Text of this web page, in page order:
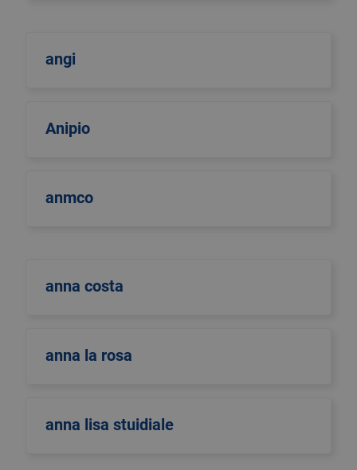
angi
Anipio
anmco
anna costa
anna la rosa
anna lisa stuidiale